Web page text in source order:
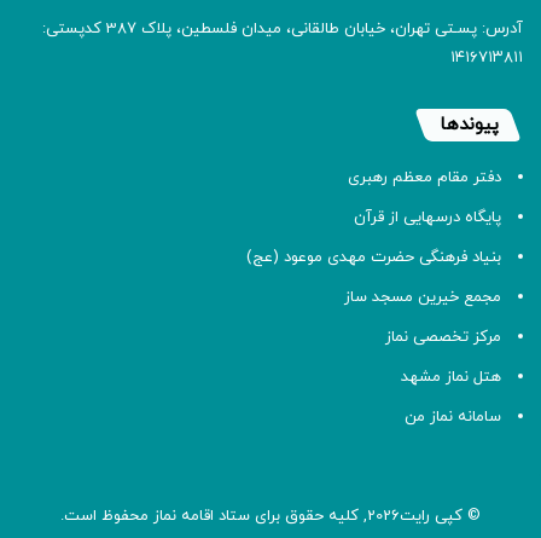
آدرس: پسـتی تهران، خیابان طالقانی، میدان فلسطین، پلاک 387 کدپستی:
۱۴۱۶۷۱۳۸۱۱
پیوندها
دفتر مقام معظم رهبری
پایگاه درسهایی از قرآن
بنیاد فرهنگی حضرت مهدی موعود (عج)
مجمع خیرین مسجد ساز
مرکز تخصصی نماز
هتل نماز مشهد
سامانه نماز من
© کپی رایت2026, کلیه حقوق برای ستاد اقامه نماز محفوظ است.